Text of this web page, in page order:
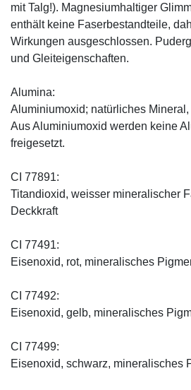
mit Talg!). Magnesiumhaltiger
enthält keine Faserbestandteile,
Wirkungen ausgeschlossen.
und Gleiteigenschaften.
Alumina:
Aluminiumoxid; natürliches
Aus Aluminiumoxid werden keine
freigesetzt.
CI 77891:
Titandioxid, weisser mineralischer
Deckkraft
CI 77491:
Eisenoxid, rot, mineralisches
CI 77492:
Eisenoxid, gelb, mineralisches
CI 77499:
Eisenoxid, schwarz, mineralisches